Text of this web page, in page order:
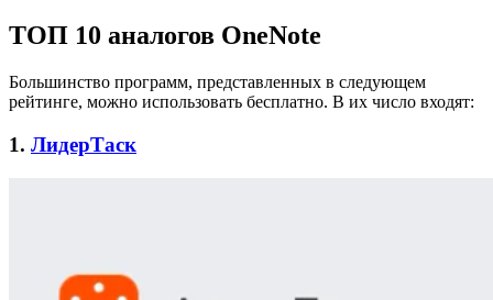
ТОП 10 аналогов OneNote
Большинство программ, представленных в следующем
рейтинге, можно использовать бесплатно. В их число входят:
1. ЛидерТаск